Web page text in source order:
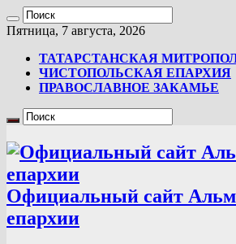
Пятница, 7 августа, 2026
ТАТАРСТАНСКАЯ
ЧИСТОПОЛЬСКАЯ ЕПАРХИЯ
ПРАВОСЛАВНОЕ ЗАКАМЬЕ
Официальный сайт
епархии